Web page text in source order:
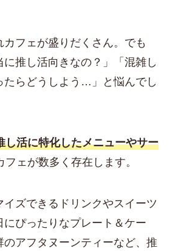
フェが盛りだくさん。でも
に推し活向きなの？」「混雑し
たらどうしよう…」と悩んでし
し活に特化したメニューやサー
ェが数多く存在します。
ズできるドリンクやスイーツ
にぴったりなプレート＆ケー
のアフタヌーンティーなど、推